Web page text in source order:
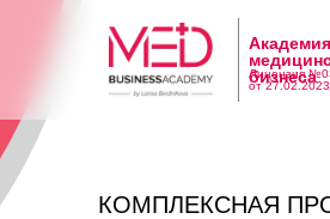
Лицензия
от 27.02.2023
Академия
бизнеса
КОМПЛЕКСНАЯ